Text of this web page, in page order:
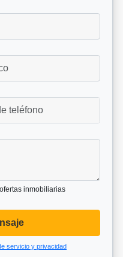
inmobiliarias
servicio y privacidad